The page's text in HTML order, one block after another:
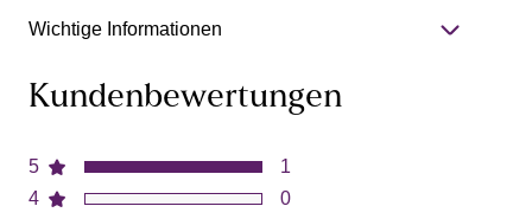
Wichtige Informationen
Kundenbewertungen
5
4
1
0